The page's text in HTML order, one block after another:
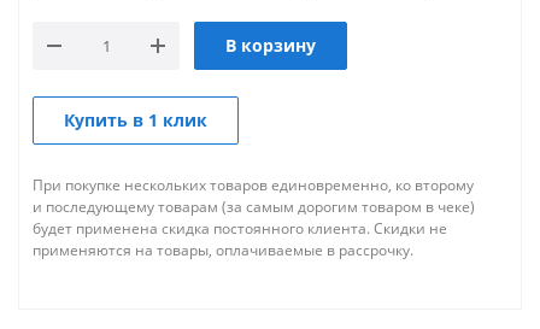
В корзину
Купить в 1 клик
При покупке нескольких товаров единовременно, ко второму
и последующему товарам (за самым дорогим товаром в чеке)
будет применена скидка постоянного клиента. Скидки не
применяются на товары, оплачиваемые в рассрочку.